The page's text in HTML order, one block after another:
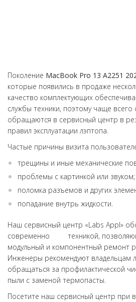
Поколение MacBook Pro 13 А2251
которые появились в продаже
качество комплектующих
службы техники, поэтому чаще всего
обращаются в сервисный центр в
правил эксплуатации лэптопа.
Частые причины визита
трещины и иные механические
проблемы с картинкой или звуком;
поломка разъемов и других
попадание внутрь жидкости.
Наш сервисный центр «Labs Appl»
современно техникой,
модульный и компонентный ремонт
Инженеры рекомендуют владельцам
обращаться за профилактической
пыли с заменой термопасты.
Посетите наш сервисный центр при